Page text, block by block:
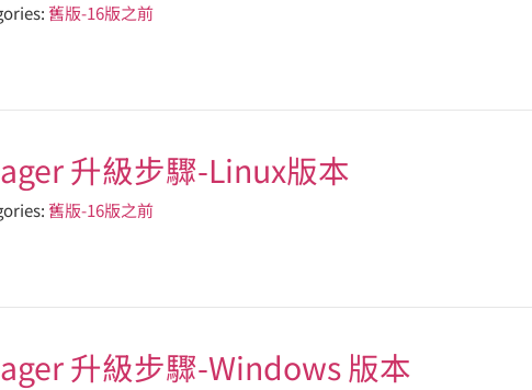
舊版-16版之前
升級步驟-Linux版本
舊版-16版之前
升級步驟-Windows 版本